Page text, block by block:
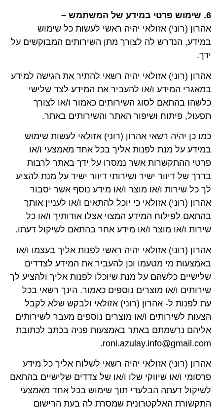
6. שימוש פרטי במידע של המשתמש –
אהרון (רוני) אזולאי יהיה ראשי לעשות כל שימוש
במידע, הנדרש לה לצורך מתן השירותים המבוקשים על
ידך.
אהרון (רוני) אזולאי יהיה רשאי להתיר את הגישה למידע
במאגרי המידע ו/או להעביר את המידע לצד שלישי
כלשהו בהתאם לסוג השירותים כאמור ו/או לצורך
תפעול, פיתוח ושיפור האתר והשירותים באתר.
כמו כן יהיה רשאי אהרון (רוני) אזולאי לעשות שימוש
במידע על מנת לפנות אליך בכל אחד מאמצעי ו/או
פרטי ההתקשרות אשר נמסרו על ידך באתר לרבות
בדרך של דיוור ישיר ושירותי דיוור ישיר על מנת להציע
לך כל שירות ו/או מוצר ו/או מידע נוסף אשר יסבור
אהרון (רוני) אזולאי כי יוכל להתאים ו/או לעניין אותך
בהתאם לפילוח המידע המצוי אצלו אודותיך ו/או כל
שירות ו/או מוצר ו/או מידע אחר בהתאם לשיקול דעתו.
אהרון (רוני) אזולאי יהיה ראשי לפנות אליך בעצמו ו/או
באמצעות מי מטעמו וכן להעביר את המידע לצדדים
שלישיים כלשהם על מנת שיוכלו לפנות אליך ולהציע לך
שירותים ו/או מוצרים נוספים כאמור. הינך רשאי בכל
עת לפנות ל- אהרון (רוני) אזולאי ולבקש שלא לקבל
הצעות לשירותים ו/או מוצרים נוספים מעבר לשירותים
אליהם נרשמתם באתר באמצעות פניה בכתב לכתובת
roni.azulay.info@gmail.com.
אהרון (רוני) אזולאי יהיה רשאי לשלוח אליך כל מידע
פרסומי ו/או שיווקי שלו ו/או של צדדים שלישיים בהתאם
לשיקול דעתה הבלעדי תוך שימוש בכל אחד מאמצעי
התקשורת האלקטרונית שמסרת לה בעת הרישום